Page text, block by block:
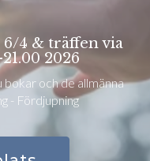
4 & träffen via
2026
bokar och de allmänna
- Fördjupning